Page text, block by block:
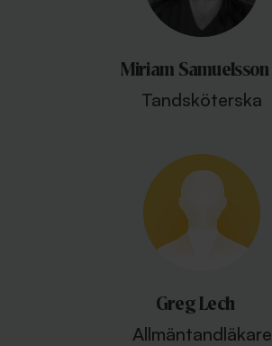
Miriam Samuelsson
Tandsköterska
Greg Lech
Allmäntandläkare